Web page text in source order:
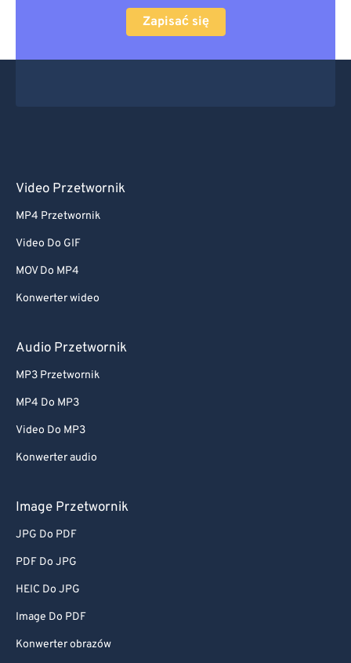
Zapisać się
Video Przetwornik
MP4 Przetwornik
Video Do GIF
MOV Do MP4
Konwerter wideo
Audio Przetwornik
MP3 Przetwornik
MP4 Do MP3
Video Do MP3
Konwerter audio
Image Przetwornik
JPG Do PDF
PDF Do JPG
HEIC Do JPG
Image Do PDF
Konwerter obrazów